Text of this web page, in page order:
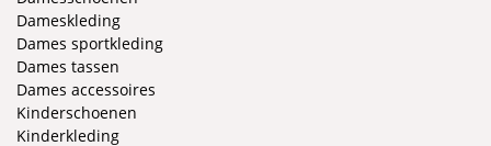
Dameskleding
Dames sportkleding
Dames tassen
Dames accessoires
Kinderschoenen
Kinderkleding